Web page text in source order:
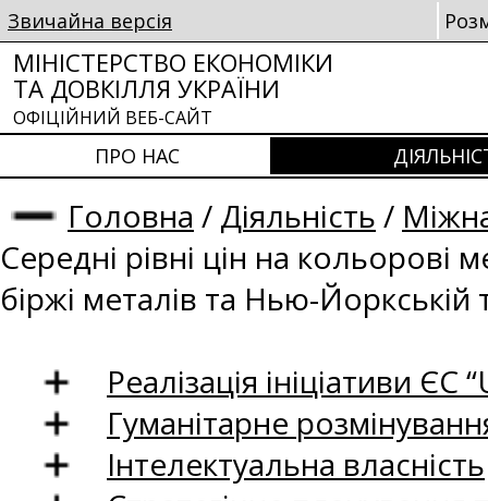
Звичайна версія
МІНІСТЕРСТВО ЕКОНОМІКИ
ТА ДОВКІЛЛЯ УКРАЇНИ
ОФІЦІЙНИЙ ВЕБ-САЙТ
ПРО НАС
Головна / Діяльність /
Середні рівні цін на кольорові
біржі металів та Нью-Йоркській
Реалізація ініціативи ЄС
Гуманітарне
Інтелектуальна власність